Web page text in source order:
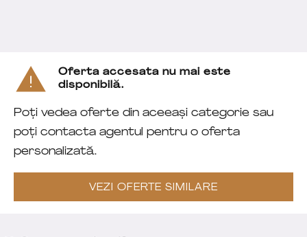
Oferta accesata nu mai este
disponibilă.
Poți vedea oferte din aceeași categorie sau
poți contacta agentul pentru o oferta
personalizată.
VEZI OFERTE SIMILARE